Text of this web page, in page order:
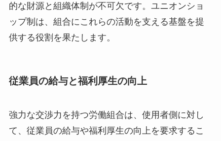
的な財源と組織体制が不可欠です。ユニオンショ
ップ制は、組合にこれらの活動を支える基盤を提
供する役割を果たします。
従業員の給与と福利厚生の向上
強力な交渉力を持つ労働組合は、使用者側に対し
て、従業員の給与や福利厚生の向上を要求するこ